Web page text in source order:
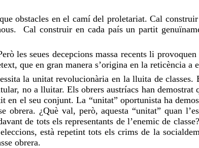
obstacles en el camí del proletariat. Cal
Cal construir en cada país un partit
les seues decepcions massa recents li
que en gran manera s’origina en la reticència a
la unitat revolucionària en la lluita de
no a lluitar. Els obrers austríacs han
el seu conjunt. La “unitat” oportunista ha
¿Què val, però, aquesta “unitat” quan
de tots els representants de l’enemic de
està repetint tots els crims de la
obrera.